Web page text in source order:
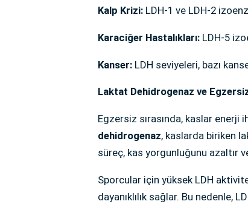
Kalp Krizi: LDH-1 ve LDH-2
Karaciğer Hastalıkları: LDH-5
Kanser: LDH seviyeleri, bazı
Laktat Dehidrogenaz ve
Egzersiz sırasında, kaslar enerji
dehidrogenaz, kaslarda biriken
süreç, kas yorgunluğunu azaltır
Sporcular için yüksek LDH
dayanıklılık sağlar. Bu nedenle,